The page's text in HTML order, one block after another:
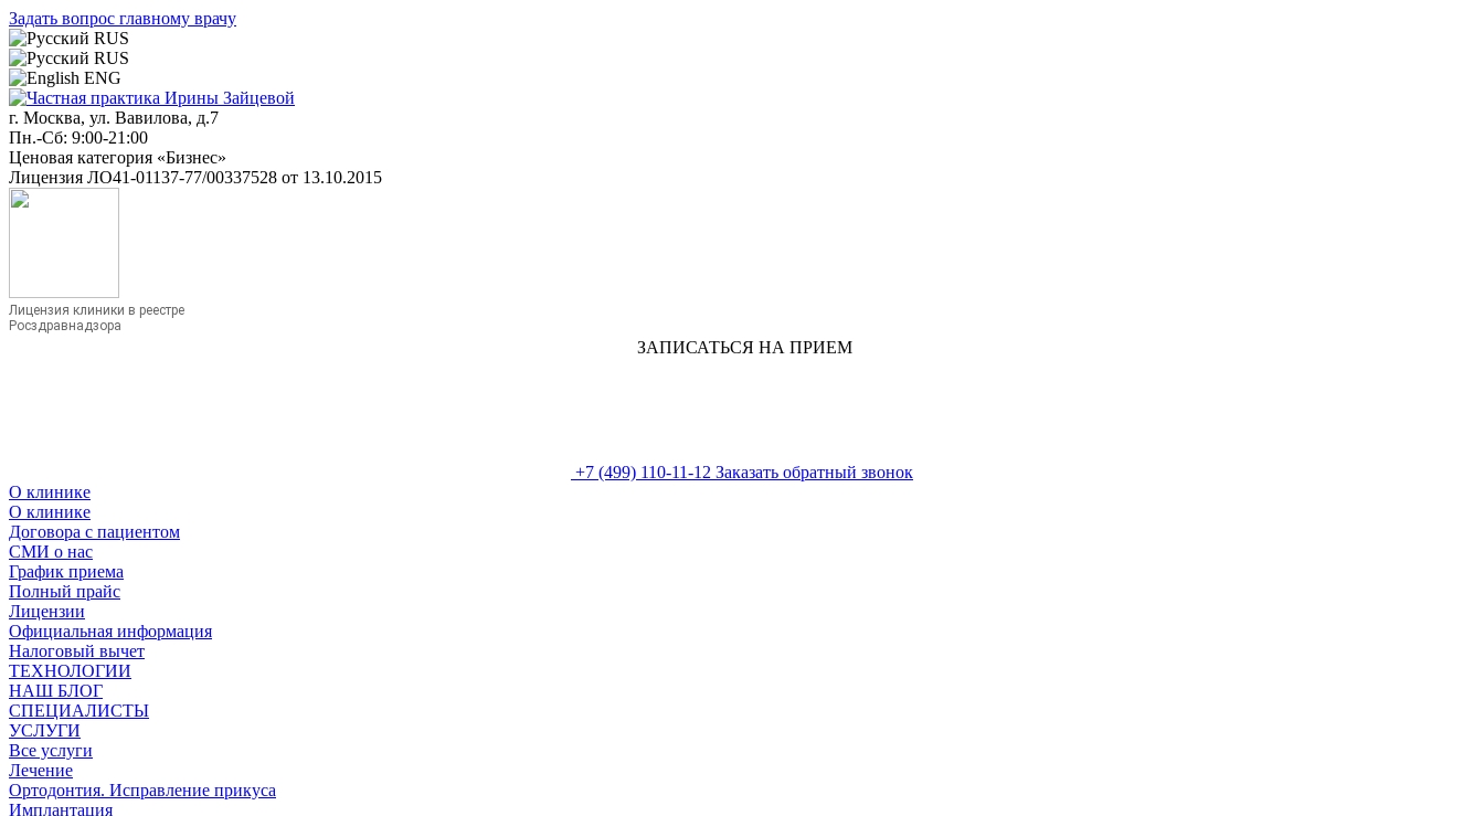
Задать вопрос главному врачу
RUS
RUS
ENG
г. Москва, ул. Вавилова, д.7
Пн.-Сб: 9:00-21:00
Ценовая категория «Бизнес»
Лицензия ЛО41-01137-77/00337528 от 13.10.2015
Лицензия клиники в реестре
Росздравнадзора
ЗАПИСАТЬСЯ НА ПРИЕМ
+7 (499) 110-11-12 Заказать обратный звонок
О клинике
О клинике
Договора с пациентом
СМИ о нас
График приема
Полный прайс
Лицензии
Официальная информация
Налоговый вычет
ТЕХНОЛОГИИ
НАШ БЛОГ
СПЕЦИАЛИСТЫ
УСЛУГИ
Все услуги
Лечение
Ортодонтия. Исправление прикуса
Имплантация